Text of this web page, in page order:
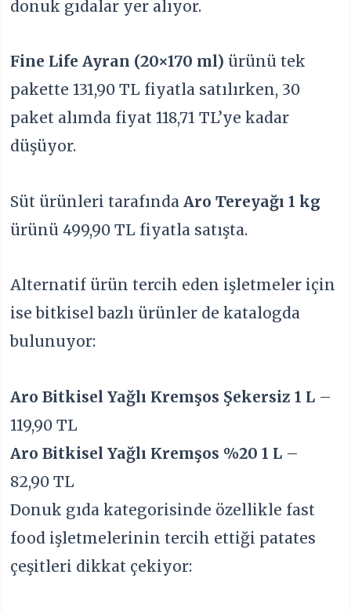
donuk gıdalar yer alıyor.
Fine Life Ayran (20×170 ml) ürünü tek
pakette 131,90 TL fiyatla satılırken, 30
paket alımda fiyat 118,71 TL’ye kadar
düşüyor.
Süt ürünleri tarafındaAro Tereyağı 1 kg
ürünü 499,90 TL fiyatla satışta.
Alternatif ürün tercih eden işletmeler için
ise bitkisel bazlı ürünler de katalogda
bulunuyor:
Aro Bitkisel Yağlı Kremşos Şekersiz 1 L –
119,90 TL
Aro Bitkisel Yağlı Kremşos %20 1 L –
82,90 TL
Donuk gıda kategorisinde özellikle fast
food işletmelerinin tercih ettiği patates
çeşitleri dikkat çekiyor: